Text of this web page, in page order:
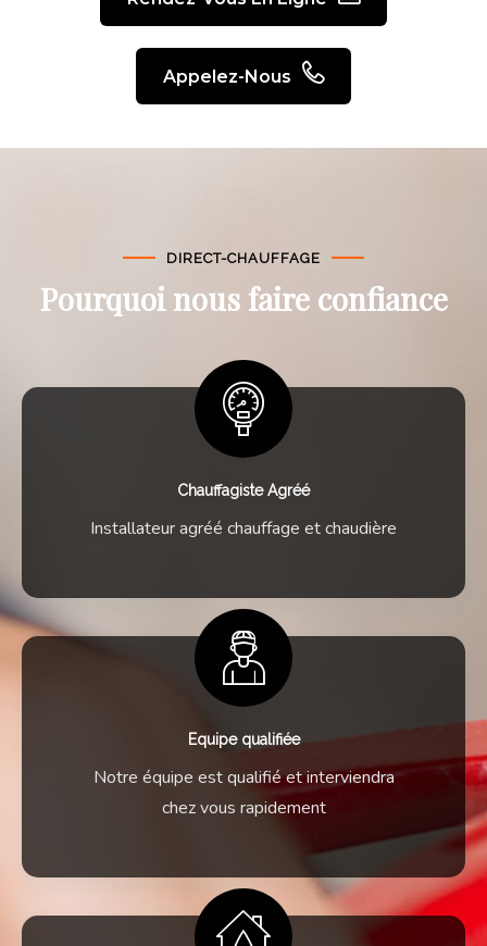
Appelez-Nous
DIRECT-CHAUFFAGE
Pourquoi nous faire confiance
Chauffagiste Agréé
Installateur agréé chauffage et chaudière
Equipe qualifiée
Notre équipe est qualifié et interviendra
chez vous rapidement